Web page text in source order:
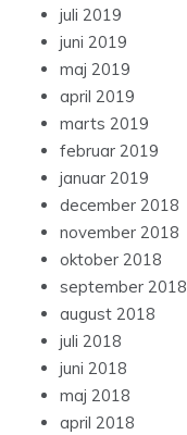
juli 2019
juni 2019
maj 2019
april 2019
marts 2019
februar 2019
januar 2019
december 2018
november 2018
oktober 2018
september 2018
august 2018
juli 2018
juni 2018
maj 2018
april 2018